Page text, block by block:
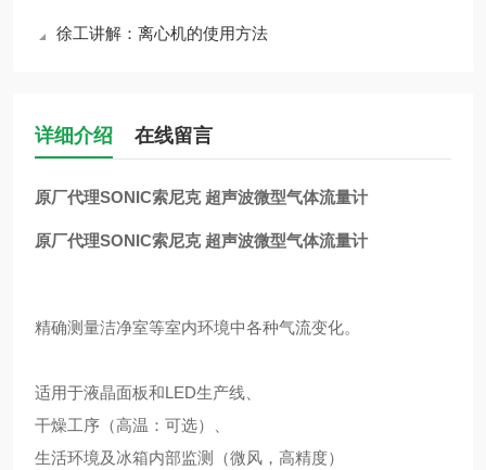
徐工讲解：离心机的使用方法
详细介绍 在线留言
原厂代理SONIC索尼克 超声波微型气体流量计
原厂代理SONIC索尼克 超声波微型气体流量计
精确测量洁净室等室内环境中各种气流变化。
适用于液晶面板和LED生产线、
干燥工序（高温：可选）、
生活环境及冰箱内部监测（微风，高精度）